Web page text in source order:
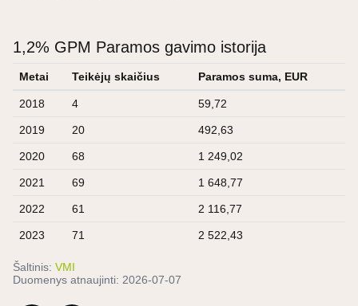
1,2% GPM Paramos gavimo istorija
Metai Teikėjų skaičius Paramos suma, EUR
2018 4 59,72
2019 20 492,63
2020 68 1 249,02
2021 69 1 648,77
2022 61 2 116,77
2023 71 2 522,43
Šaltinis: VMI
Duomenys atnaujinti: 2026-07-07